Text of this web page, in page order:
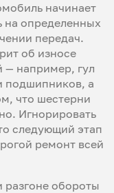
начинает
на определенных
передач.
об износе
— например, гул
подшипников, а
что шестерни
Игнорировать
следующий этап
ремонт всей
разгоне обороты